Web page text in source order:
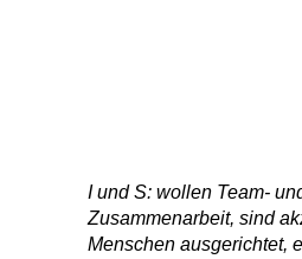
I und S: wollen Team-
Zusammenarbeit, sind
Menschen ausgerichtet,